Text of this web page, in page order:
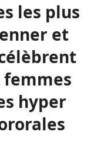
les plus
et
hyper